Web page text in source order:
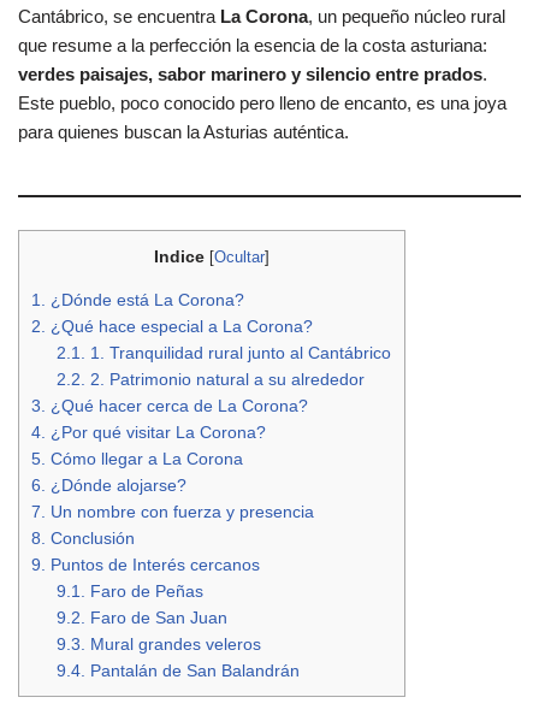
Cantábrico, se encuentra La Corona, un pequeño núcleo rural
que resume a la perfección la esencia de la costa asturiana:
verdes paisajes, sabor marinero y silencio entre prados.
Este pueblo, poco conocido pero lleno de encanto, es una joya
para quienes buscan la Asturias auténtica.
Indice [Ocultar]
1. ¿Dónde está La Corona?
2. ¿Qué hace especial a La Corona?
2.1. 1. Tranquilidad rural junto al Cantábrico
2.2. 2. Patrimonio natural a su alrededor
3. ¿Qué hacer cerca de La Corona?
4. ¿Por qué visitar La Corona?
5. Cómo llegar a La Corona
6. ¿Dónde alojarse?
7. Un nombre con fuerza y presencia
8. Conclusión
9. Puntos de Interés cercanos
9.1. Faro de Peñas
9.2. Faro de San Juan
9.3. Mural grandes veleros
9.4. Pantalán de San Balandrán